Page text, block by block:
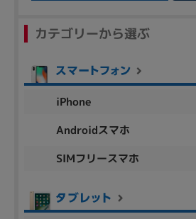
カテゴリーから選ぶ
iPhone
Androidスマホ
SIMフリースマホ
除外ワード
人気の検索ワード：Let's note EliteBook
商品シリーズ名・ブランド名の絞り込み。
aspire Inspiron